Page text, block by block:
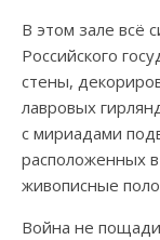
В этом зале всё
Российского
стены,
лавровых
с мириадами
расположенных
живописные
Война не